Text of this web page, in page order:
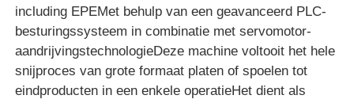
Producten
Over ons
including EPEMet behulp van een geavanceerd PLC-
besturingssysteem in combinatie met servomotor-
aandrijvingstechnologieDeze machine voltooit het hele
snijproces van grote formaat platen of spoelen tot
eindproducten in een enkele operatieHet dient als